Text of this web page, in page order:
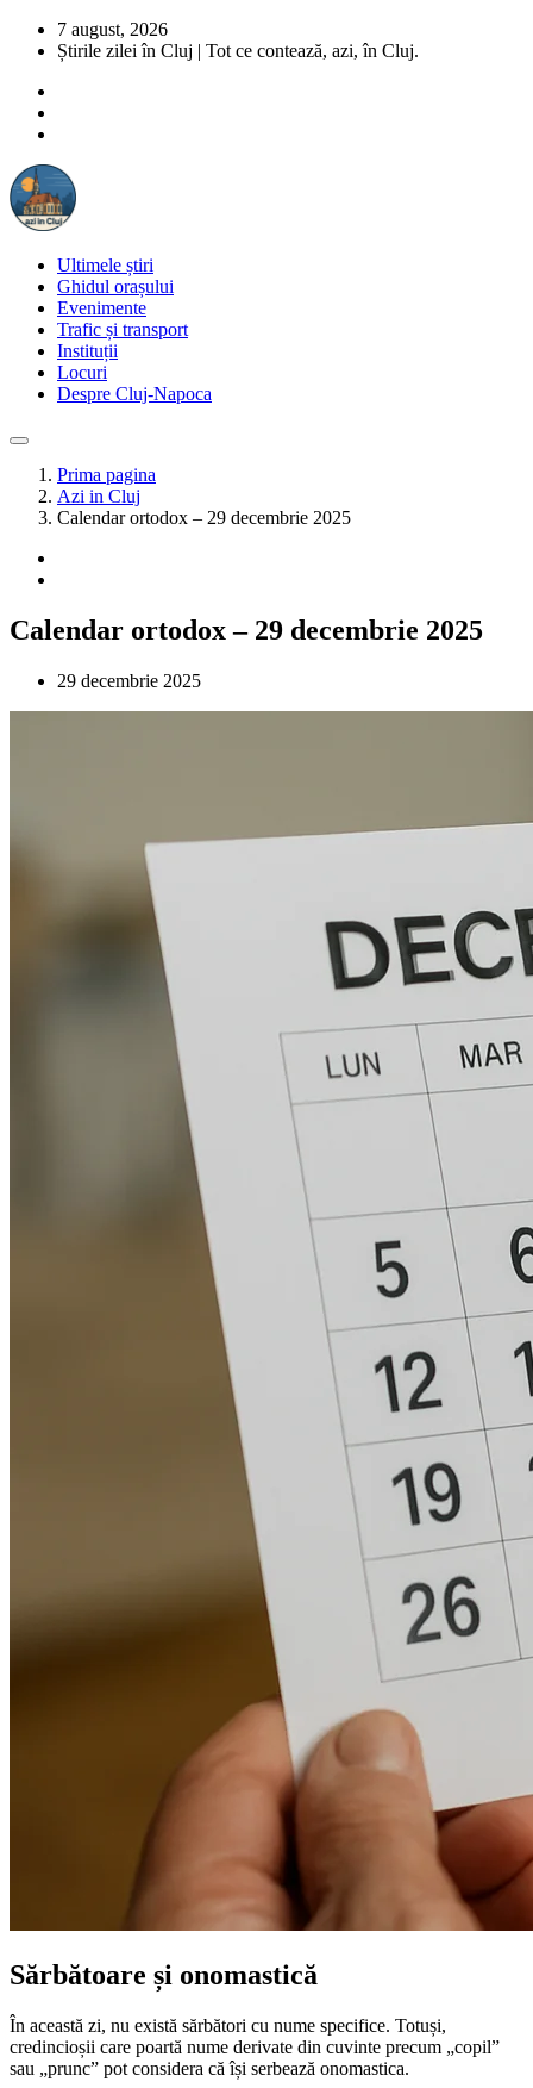
7 august, 2026
Știrile zilei în Cluj | Tot ce contează, azi, în Cluj.
Ultimele știri
Ghidul orașului
Evenimente
Trafic și transport
Instituții
Locuri
Despre Cluj-Napoca
Prima pagina
Azi in Cluj
Calendar ortodox – 29 decembrie 2025
Calendar ortodox – 29 decembrie 2025
29 decembrie 2025
Sărbătoare și onomastică
În această zi, nu există sărbători cu nume specifice. Totuși,
credincioșii care poartă nume derivate din cuvinte precum „copil”
sau „prunc” pot considera că își serbează onomastica.